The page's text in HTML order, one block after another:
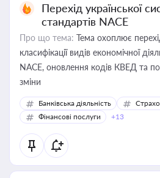
Перехід української
стандартів NACE
Про що тема: Тема охоплює
класифікації видів економічної
NACE, оновлення кодів КВЕД та
зміни
Банківська діяльність
Фінансові послуги
+13